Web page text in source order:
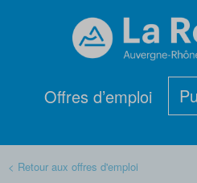
Offres d’emploi
< Retour aux offres d'emploi